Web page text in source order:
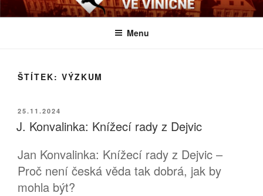
k
BIOLOGICKÉ ČTVRTKY VE
Určeno všem zájemcům o evoluci a obecnější biologická témata
Menu
ŠTÍTEK: VÝZKUM
PUBLIKOVÁNO
25.11.2024
J. Konvalinka: Knížecí rady z Dejvic
Jan Konvalinka: Knížecí rady z Dejvic –
Proč není česká věda tak dobrá, jak by
mohla být?